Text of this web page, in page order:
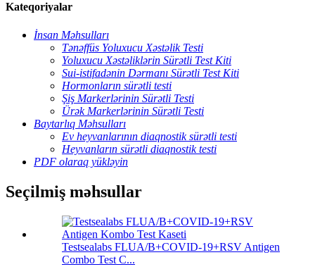
Kateqoriyalar
İnsan Məhsulları
Tənəffüs Yoluxucu Xəstəlik Testi
Yoluxucu Xəstəliklərin Sürətli Test Kiti
Sui-istifadənin Dərmanı Sürətli Test Kiti
Hormonların sürətli testi
Şiş Markerlərinin Sürətli Testi
Ürək Markerlərinin Sürətli Testi
Baytarlıq Məhsulları
Ev heyvanlarının diaqnostik sürətli testi
Heyvanların sürətli diaqnostik testi
PDF olaraq yükləyin
Seçilmiş məhsullar
Testsealabs FLUA/B+COVID-19+RSV Antigen
Combo Test C...